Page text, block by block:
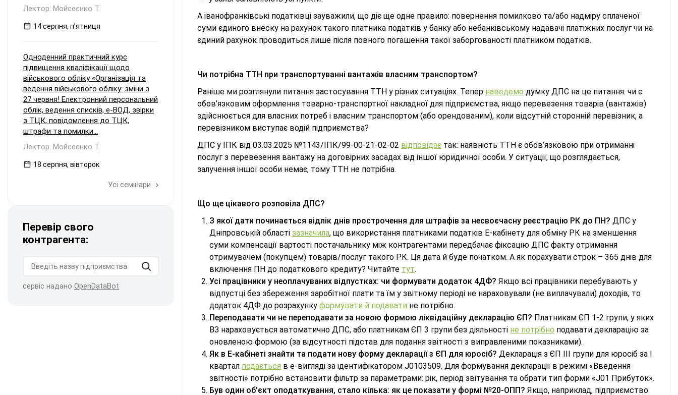
А іванофранківські податківці зауважили, що діє ще одне правило: повернення помилково та/або надміру сплаченої
суми єдиного внеску на рахунок такого платника податків у банку або небанківському надавачі платіжних послуг чи на
єдиний рахунок проводиться лише після повного погашення такої заборгованості платником податків.
Чи потрібна ТТН при транспортуванні вантажів власним транспортом?
Раніше ми розглянули питання застосування ТТН у різних ситуаціях. Тепер наведемо думку ДПС на це питання: чи є
обов’язковим оформлення товарно-транспортної накладної для підприємства, якщо перевезення товарів (вантажів)
здійснюється для власних потреб і власним транспортом (або орендованим), коли відсутній сторонній перевізник, а
перевізником виступає водій підприємства?
ДПС у ІПК від 03.03.2025 №1143/ІПК/99-00-21-02-02 відповідає так: наявність ТТН є обов’язковою при отриманні
послуг з перевезення вантажу на договірних засадах від іншої юридичної особи. У ситуації, що розглядається,
залучення іншої особи немає, тому ТТН не потрібна.
Що ще цікавого розповіла ДПС?
З якої дати починається відлік днів прострочення для штрафів за несвоєчасну реєстрацію РК до ПН? ДПС у
Дніпровській області зазначила, що використання платниками податків Е-кабінету для обміну РК на зменшення
суми компенсації вартості постачальнику між контрагентами передбачає фіксацію ДПС факту отримання
отримувачем (покупцем) товарів/послуг такого РК. Ця дата й буде початком. А як порахувати строк – 365 днів для
включення ПН до податкового кредиту? Читайте тут.
Усі працівники у неоплачуваних відпустках: чи формувати додаток 4ДФ? Якщо всі працівники перебувають у
відпустці без збереження заробітної плати та їм у звітному періоді не нараховували (не виплачували) доходів, то
додаток 4ДФ до розрахунку формувати й подавати не потрібно.
Переподавати чи не переподавати за новою формою ліквідаційну декларацію ЄП? Платникам ЄП 1-2 групи, у яких
ВЗ нараховується автоматично ДПС, або платникам ЄП 3 групи без діяльності не потрібно подавати декларацію за
оновленою формою (за відсутності підстав для подання звітності з виправленими показниками).
Як в Е-кабінеті знайти та подати нову форму декларації з ЄП для юросіб? Декларація з ЄП ІІІ групи для юросіб за І
квартал подається в е-вигляді за ідентифікатором J0103509. Для формування декларації в режимі «Введення
звітності» потрібно встановити фільтр за параметрами: рік, період звітування та обрати тип форми «J01 Прибуток».
Був один об'єкт оподаткування, стало кілька: як це показати у формі №20-ОПП? Якщо, наприклад, підприємство
Лектор: Мойсеєнко Т.
14 серпня, пʼятниця
Одноденний практичний курс
підвищення кваліфікації щодо
військового обліку «Організація та
ведення військового обліку: зміни з
27 червня! Електронний персональний
облік, ведення списків, е-ВОД, звірки
з ТЦК, повідомлення до ТЦК,
штрафи та помилки...
Лектор: Мойсеєнко Т.
18 серпня, вівторок
Усі семінари
Перевір свого
контрагента:
сервіс надано OpenDataBot